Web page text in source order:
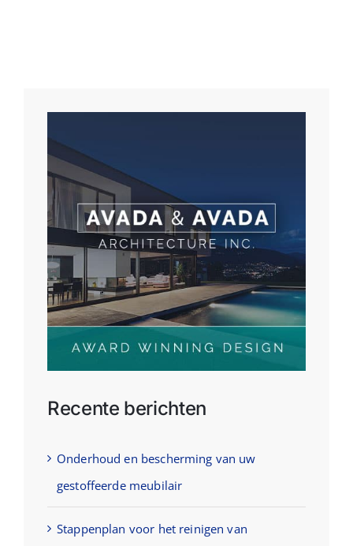
Recente berichten
Onderhoud en bescherming van uw
gestoffeerde meubilair
Stappenplan voor het reinigen van